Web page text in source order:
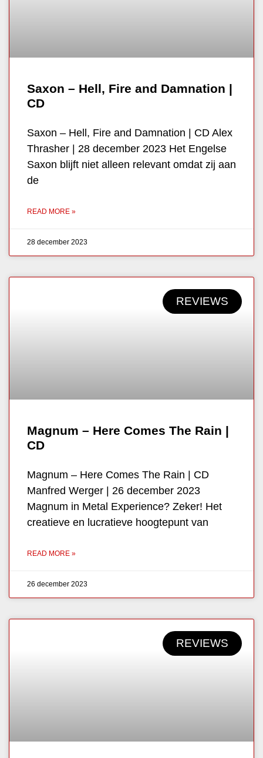
Saxon – Hell, Fire and Damnation |
CD
Saxon – Hell, Fire and Damnation | CD Alex
Thrasher | 28 december 2023 Het Engelse
Saxon blijft niet alleen relevant omdat zij aan
de
READ MORE »
28 december 2023
REVIEWS
Magnum – Here Comes The Rain |
CD
Magnum – Here Comes The Rain | CD
Manfred Werger | 26 december 2023
Magnum in Metal Experience? Zeker! Het
creatieve en lucratieve hoogtepunt van
READ MORE »
26 december 2023
REVIEWS